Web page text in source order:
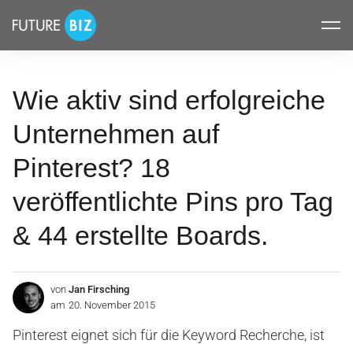
überspringen
FUTUREBIZ
Wie aktiv sind erfolgreiche
Unternehmen auf
Pinterest? 18
veröffentlichte Pins pro Tag
& 44 erstellte Boards.
von Jan Firsching
am 20. November 2015
Pinterest eignet sich für die Keyword Recherche, ist